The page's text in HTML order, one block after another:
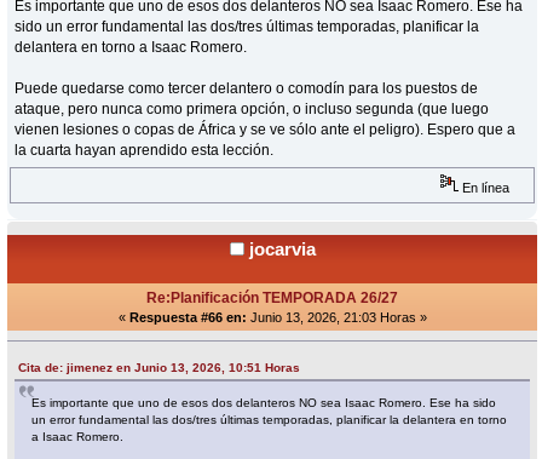
Es importante que uno de esos dos delanteros NO sea Isaac Romero. Ese ha
sido un error fundamental las dos/tres últimas temporadas, planificar la
delantera en torno a Isaac Romero.
Puede quedarse como tercer delantero o comodín para los puestos de
ataque, pero nunca como primera opción, o incluso segunda (que luego
vienen lesiones o copas de África y se ve sólo ante el peligro). Espero que a
la cuarta hayan aprendido esta lección.
En línea
jocarvia
Re:Planificación TEMPORADA 26/27
« Respuesta #66 en: Junio 13, 2026, 21:03 Horas »
Cita de: jimenez en Junio 13, 2026, 10:51 Horas
Es importante que uno de esos dos delanteros NO sea Isaac Romero. Ese ha sido
un error fundamental las dos/tres últimas temporadas, planificar la delantera en torno
a Isaac Romero.